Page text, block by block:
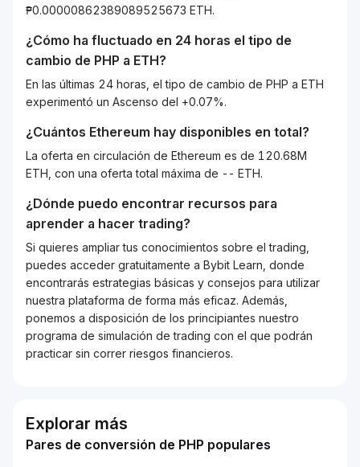
₱0.00000862389089525673 ETH.
¿Cómo ha fluctuado en 24 horas el tipo de
cambio de PHP a ETH?
En las últimas 24 horas, el tipo de cambio de PHP a ETH
experimentó un Ascenso del +0.07%.
¿Cuántos Ethereum hay disponibles en total?
La oferta en circulación de Ethereum es de 120.68M
ETH, con una oferta total máxima de -- ETH.
¿Dónde puedo encontrar recursos para
aprender a hacer trading?
Si quieres ampliar tus conocimientos sobre el trading,
puedes acceder gratuitamente a Bybit Learn, donde
encontrarás estrategias básicas y consejos para utilizar
nuestra plataforma de forma más eficaz. Además,
ponemos a disposición de los principiantes nuestro
programa de simulación de trading con el que podrán
practicar sin correr riesgos financieros.
Explorar más
Pares de conversión de PHP populares